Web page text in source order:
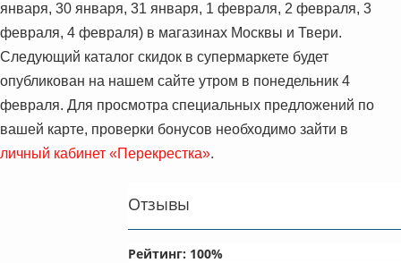
января, 30 января, 31 января, 1 февраля, 2 февраля, 3
февраля, 4 февраля) в магазинах Москвы и Твери.
Следующий каталог скидок в супермаркете будет
опубликован на нашем сайте утром в понедельник 4
февраля. Для просмотра специальных предложений по
вашей карте, проверки бонусов необходимо зайти в
личный кабинет «Перекрестка».
Отзывы
Рейтинг: 100%